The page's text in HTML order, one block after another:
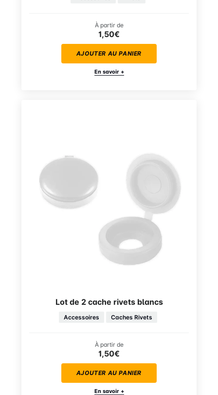
À partir de
1,50€
AJOUTER AU PANIER
En savoir +
Lot de 2 cache rivets blancs
Accessoires Caches Rivets
À partir de
1,50€
AJOUTER AU PANIER
En savoir +